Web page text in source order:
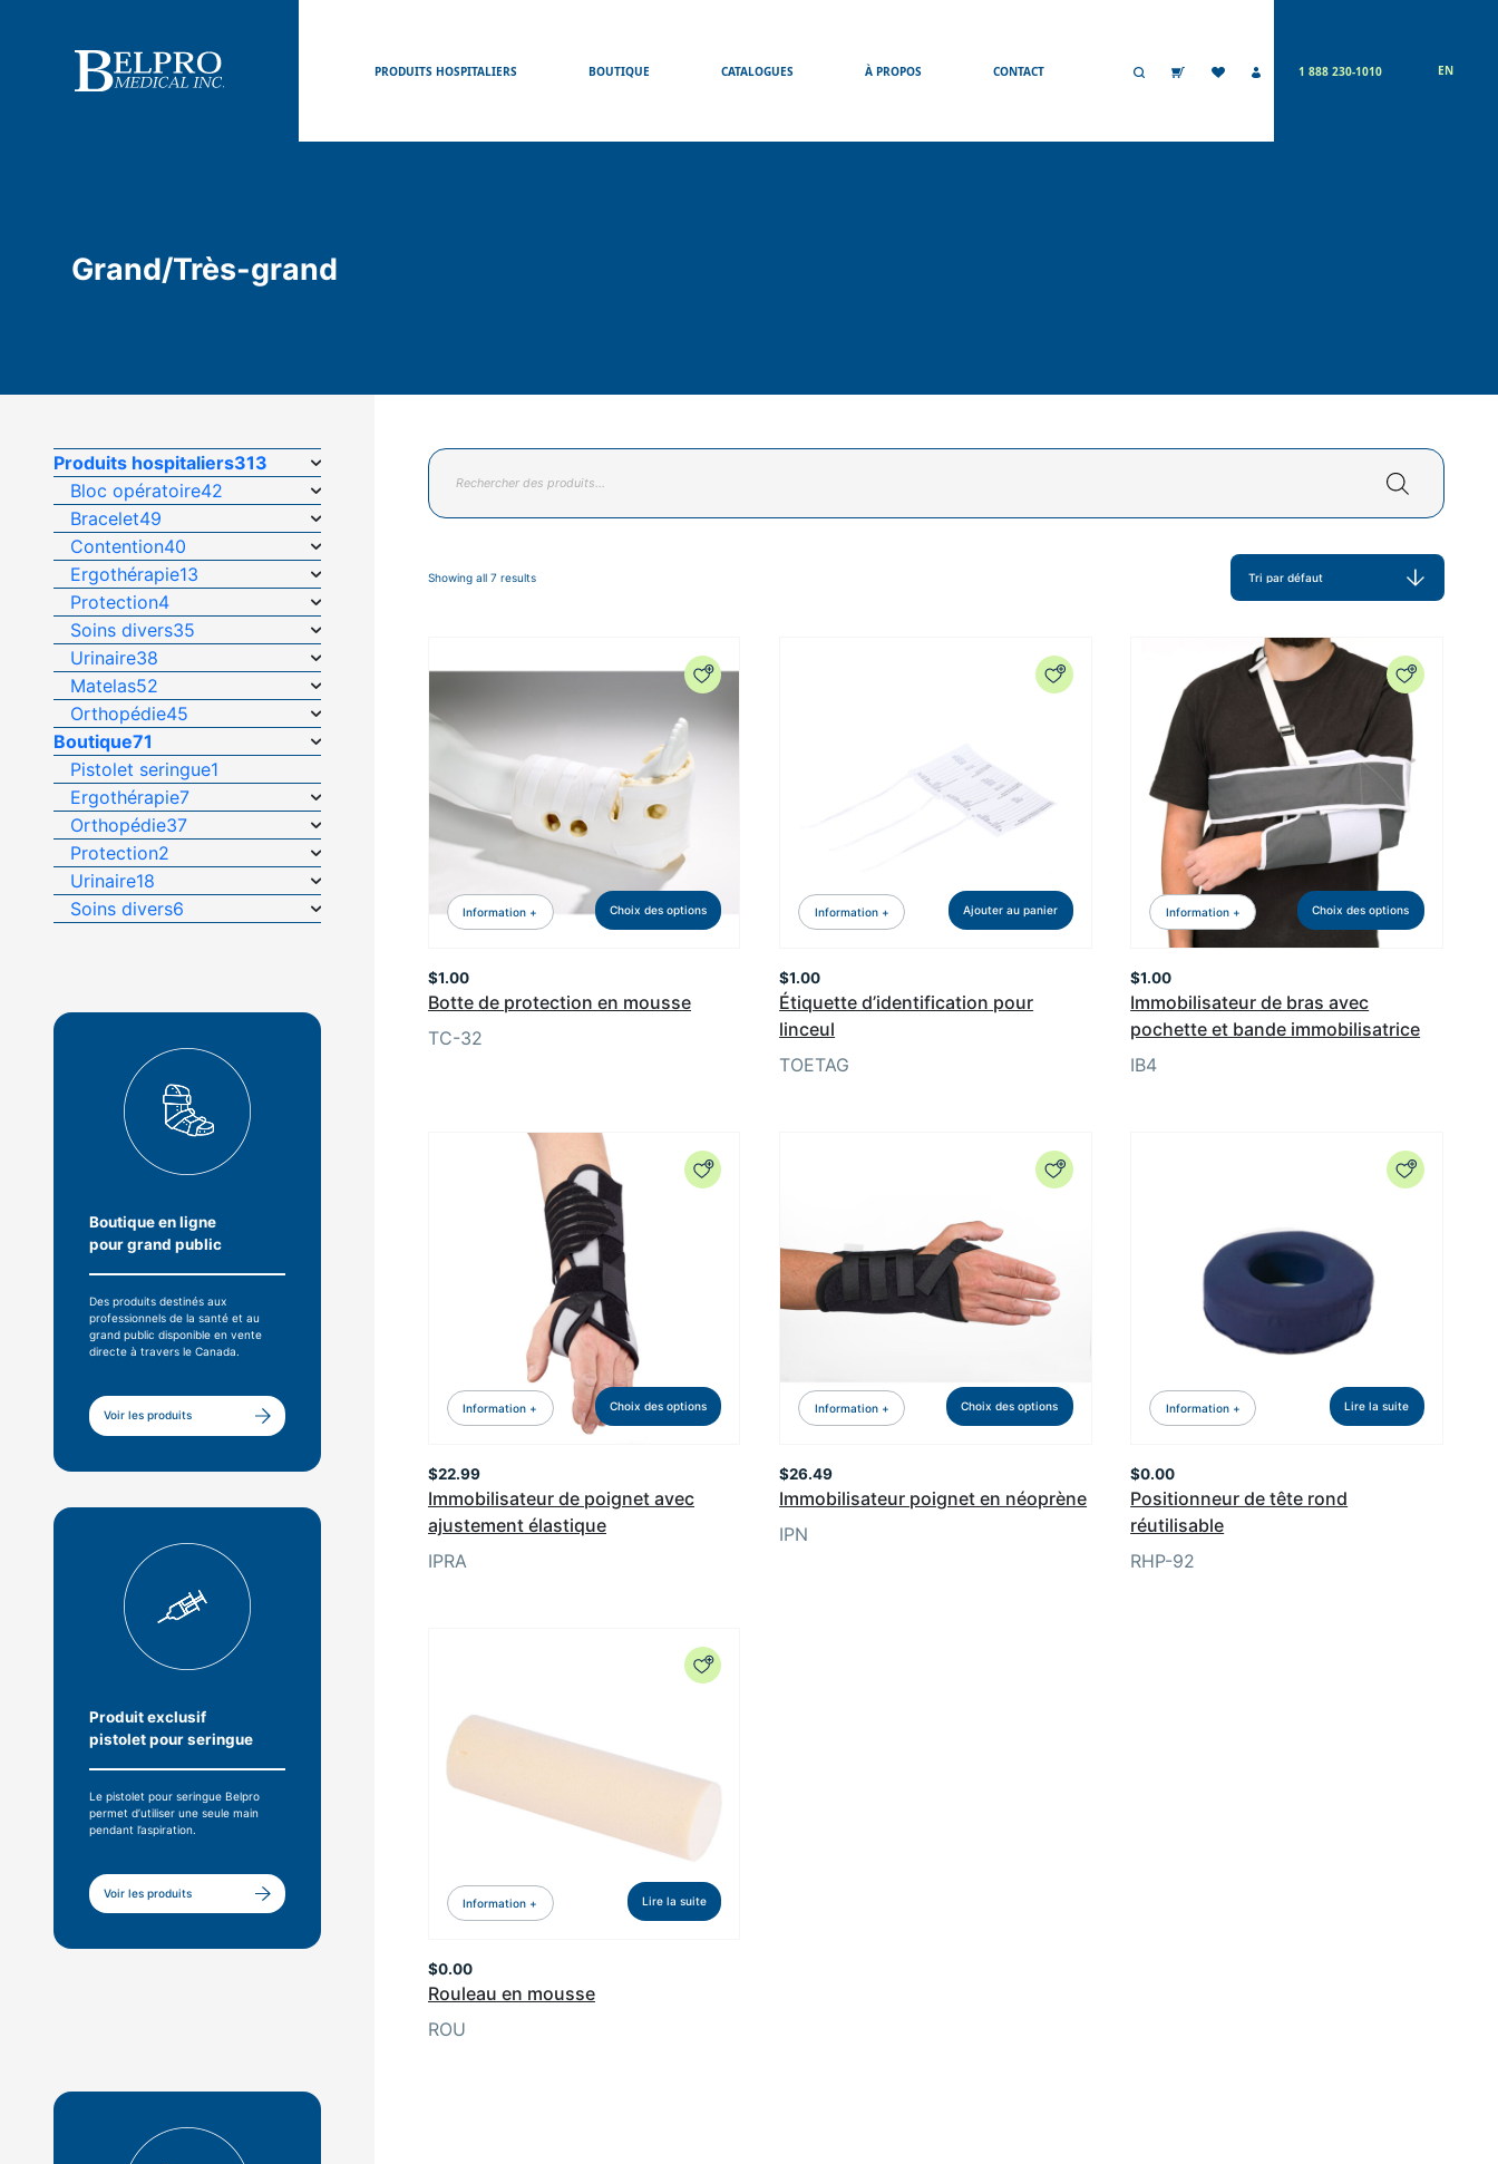
PRODUITS HOSPITALIERS BOUTIQUE CATALOGUES À PROPOS CONTACT 1 888 230-1010 EN
Grand/Très-grand
Produits hospitaliers313
Bloc opératoire42
Bracelet49
Contention40
Ergothérapie13
Protection4
Soins divers35
Urinaire38
Matelas52
Orthopédie45
Boutique71
Pistolet seringue1
Ergothérapie7
Orthopédie37
Protection2
Urinaire18
Soins divers6
Boutique en ligne
pour grand public
Des produits destinés aux
professionnels de la santé et au
grand public disponible en vente
directe à travers le Canada.
Voir les produits
Produit exclusif
pistolet pour seringue
Le pistolet pour seringue Belpro
permet d’utiliser une seule main
pendant l’aspiration.
Voir les produits
Recherche
produits
Showing all 7 results
Information + Choix des options
Botte de protection en mousse
$1.00
TC-32
Information + Ajouter au panier
Étiquette d’identification pour
linceul
$1.00
TOETAG
Information + Choix des options
Immobilisateur de bras avec
pochette et bande immobilisatrice
$1.00
IB4
Information + Choix des options
Immobilisateur de poignet avec
ajustement élastique
$22.99
IPRA
Information + Choix des options
Immobilisateur poignet en néoprène
$26.49
IPN
Information + Lire la suite
Positionneur de tête rond
réutilisable
$0.00
RHP-92
Information + Lire la suite
Rouleau en mousse
$0.00
ROU